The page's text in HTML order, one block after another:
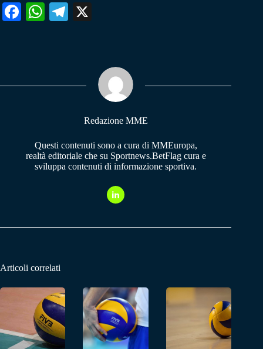
Fa W
pp
Te
m
Redazione MME
Questi contenuti sono a cura di MMEuropa,
realtà editoriale che su Sportnews.BetFlag cura e
sviluppa contenuti di informazione sportiva.
Articoli correlati